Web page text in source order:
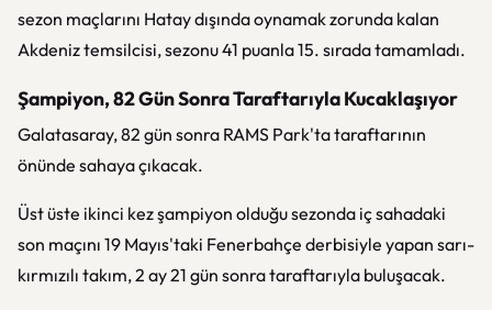
sezon maçlarını Hatay dışında oynamak zorunda kalan
Akdeniz temsilcisi, sezonu 41 puanla 15. sırada tamamladı.
Şampiyon, 82 Gün Sonra Taraftarıyla Kucaklaşıyor
Galatasaray, 82 gün sonra RAMS Park'ta taraftarının
önünde sahaya çıkacak.
Üst üste ikinci kez şampiyon olduğu sezonda iç sahadaki
son maçını 19 Mayıs'taki Fenerbahçe derbisiyle yapan sarı-
kırmızılı takım, 2 ay 21 gün sonra taraftarıyla buluşacak.